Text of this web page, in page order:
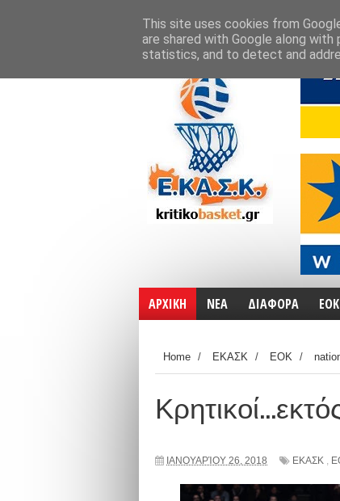
ΑΡΧΙΚΗ ΝΕΑ ΔΙΑΦΟΡΑ ΕΟΚ
Home / ΕΚΑΣΚ / ΕΟΚ /
ΙΑΝΟΥΑΡΊΟΥ 26, 2018 ΕΚΑΣΚ ,
This site uses cookies from
are shared with Google along
statistics, and to detect and